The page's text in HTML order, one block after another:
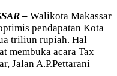
– Walikota Makassar
pendapatan Kota
triliun rupiah. Hal
membuka acara Tax
Jalan A.P.Pettarani